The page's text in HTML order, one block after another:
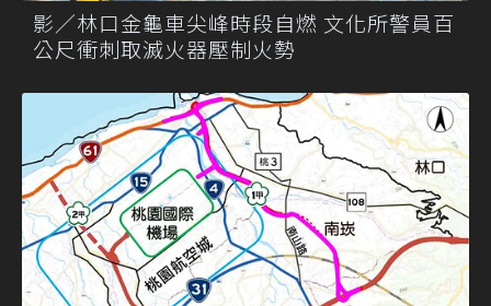
影／林口金龜車尖峰時段自燃 文化所警員百
公尺衝刺取滅火器壓制火勢